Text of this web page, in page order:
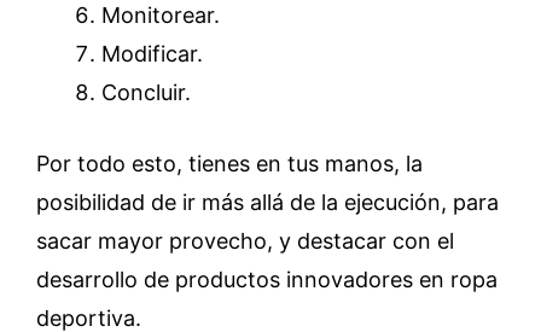
Monitorear.
Modificar.
Concluir.
Por todo esto, tienes en tus manos, la
posibilidad de ir más allá de la ejecución, para
sacar mayor provecho, y destacar con el
desarrollo de productos innovadores en ropa
deportiva.